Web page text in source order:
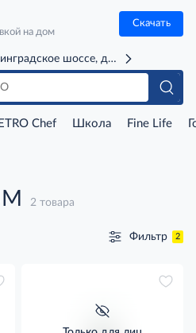
на дом
Скачать
шоссе, д. 71Г (м. Речной
Chef Школа Fine Life
2 товара
Фильтр 2